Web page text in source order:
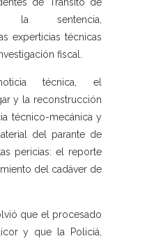
de Tránsito de
la sentencia,
experticias técnicas
fiscal.
técnica, el
y la reconstrucción
técnico-mecánica y
del parante de
pericias: el reporte
del cadáver de
que el procesado
y que la Policiá,